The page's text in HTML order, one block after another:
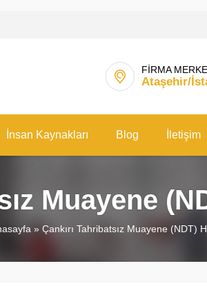
FİRMA
Ataşehir/
İnsan Kaynakları Blog İletişim
Muayene
» Çankırı Tahribatsız Muayene (NDT)